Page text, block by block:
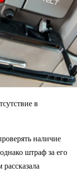
в
наличие
штраф за его